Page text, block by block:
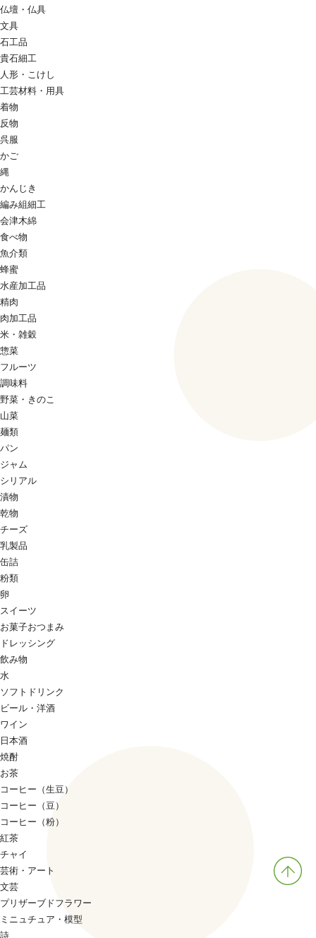
仏壇・仏具
文具
石工品
貴石細工
人形・こけし
工芸材料・用具
着物
反物
呉服
かご
縄
かんじき
編み組細工
会津木綿
食べ物
魚介類
蜂蜜
水産加工品
精肉
肉加工品
米・雑穀
惣菜
フルーツ
調味料
野菜・きのこ
山菜
麺類
パン
ジャム
シリアル
漬物
乾物
チーズ
乳製品
缶詰
粉類
卵
スイーツ
お菓子おつまみ
ドレッシング
飲み物
水
ソフトドリンク
ビール・洋酒
ワイン
日本酒
焼酎
お茶
コーヒー（生豆）
コーヒー（豆）
コーヒー（粉）
紅茶
チャイ
芸術・アート
文芸
プリザーブドフラワー
ミニュチュア・模型
詩